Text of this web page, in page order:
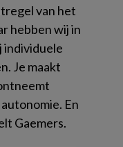
van het
hebben wij in
individuele
Je maakt
En
Gaemers.